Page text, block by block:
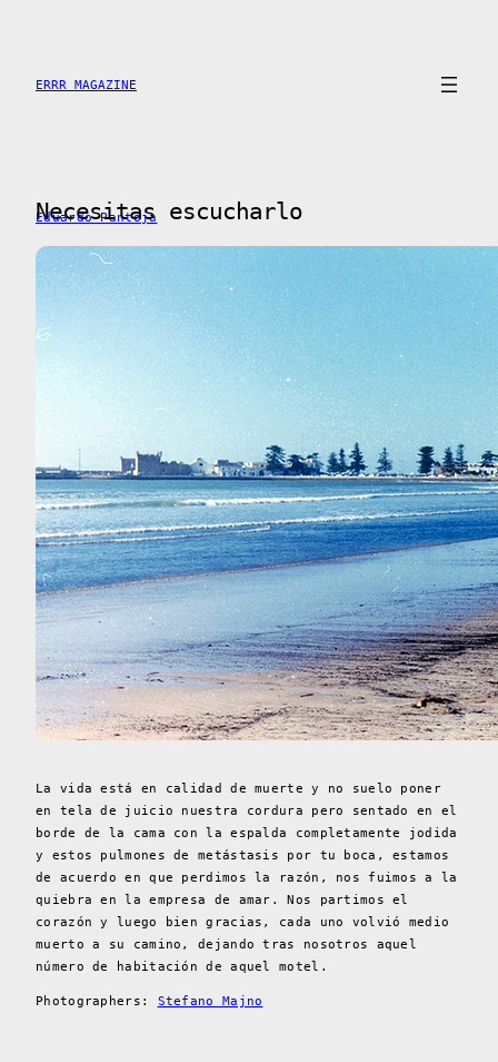
content
ERRR MAGAZINE
Necesitas escucharlo
Eduardo Pantoja
La vida está en calidad de muerte y no suelo poner
en tela de juicio nuestra cordura pero sentado en el
borde de la cama con la espalda completamente jodida
y estos pulmones de metástasis por tu boca, estamos
de acuerdo en que perdimos la razón, nos fuimos a la
quiebra en la empresa de amar. Nos partimos el
corazón y luego bien gracias, cada uno volvió medio
muerto a su camino, dejando tras nosotros aquel
número de habitación de aquel motel.
Photographers: Stefano Majno